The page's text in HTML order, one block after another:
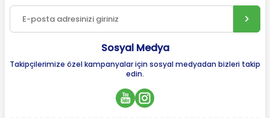
Sosyal Medya
Takipçilerimize özel kampanyalar için sosyal medyadan bizleri takip
edin.